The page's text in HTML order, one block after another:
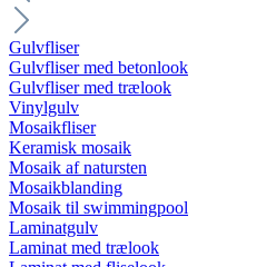
Gulvfliser
Gulvfliser med betonlook
Gulvfliser med trælook
Vinylgulv
Mosaikfliser
Keramisk mosaik
Mosaik af natursten
Mosaikblanding
Mosaik til swimmingpool
Laminatgulv
Laminat med trælook